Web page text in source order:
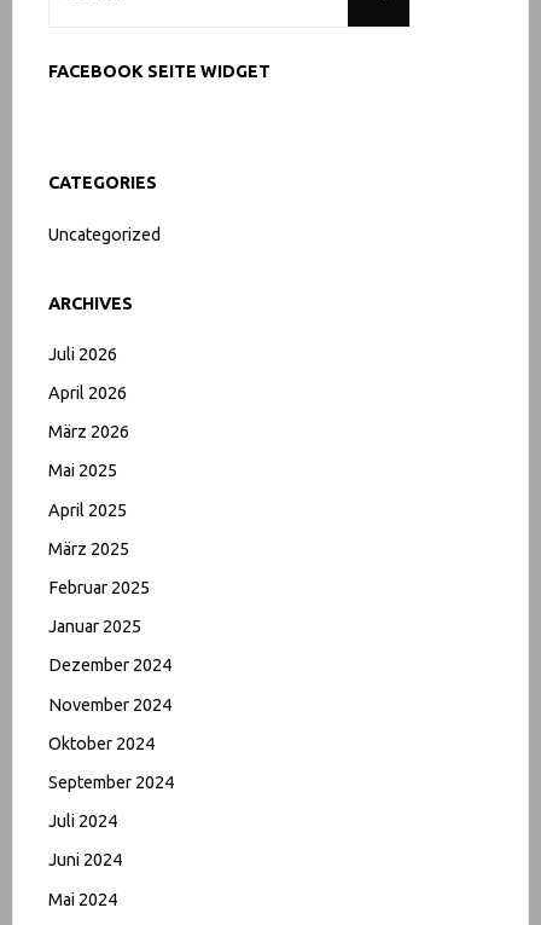
FACEBOOK SEITE WIDGET
CATEGORIES
Uncategorized
ARCHIVES
Juli 2026
April 2026
März 2026
Mai 2025
April 2025
März 2025
Februar 2025
Januar 2025
Dezember 2024
November 2024
Oktober 2024
September 2024
Juli 2024
Juni 2024
Mai 2024